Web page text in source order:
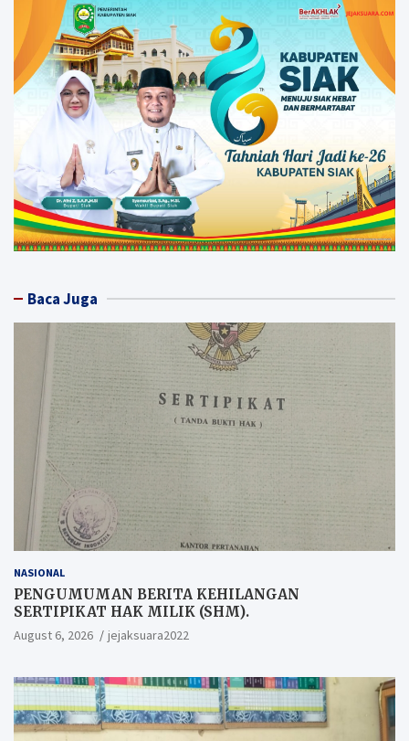
Baca Juga
NASIONAL
PENGUMUMAN BERITA KEHILANGAN
SERTIPIKAT HAK MILIK (SHM).
August 6, 2026 jejaksuara2022